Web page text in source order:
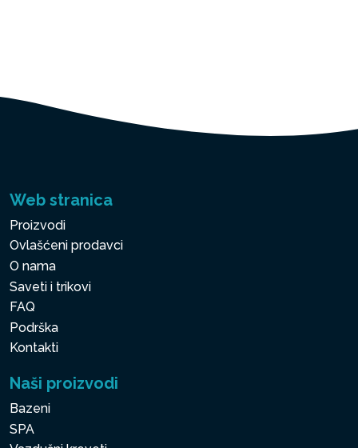
Web stranica
Proizvodi
Ovlašćeni prodavci
O nama
Saveti i trikovi
FAQ
Podrška
Kontakti
Naši proizvodi
Bazeni
SPA